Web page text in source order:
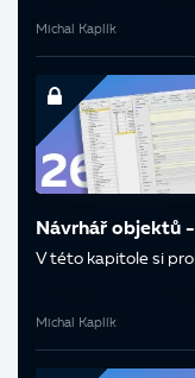
Michal Kaplík
Návrhář objektů
V této kapitole si
Michal Kaplík